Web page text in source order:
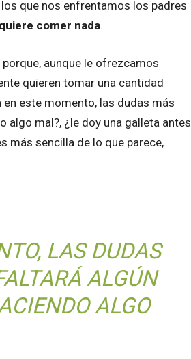
que nos enfrentamos los padres
comer nada.
aunque le ofrezcamos
quieren tomar una cantidad
este momento, las dudas más
algo mal?, ¿le doy una galleta antes
más sencilla de lo que parece,
LAS DUDAS
ALGÚN
ALGO